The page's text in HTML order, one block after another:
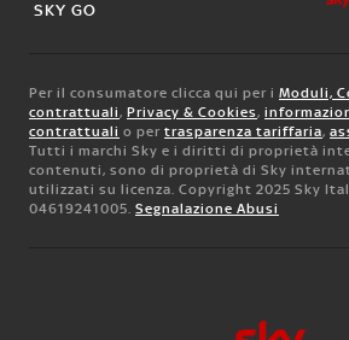
SKY GO
Per il consumatore clicca qui per i Moduli,
contrattuali, Privacy & Cookies,
contrattuali o per trasparenza tariffaria,
Tutti i marchi Sky e i diritti di proprietà
contenuti, sono di proprietà di Sky
utilizzati su licenza. Copyright 2025 Sky
04619241005. Segnalazione Abusi